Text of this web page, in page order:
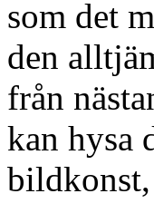
som det
den
från
kan hysa
bildkonst,